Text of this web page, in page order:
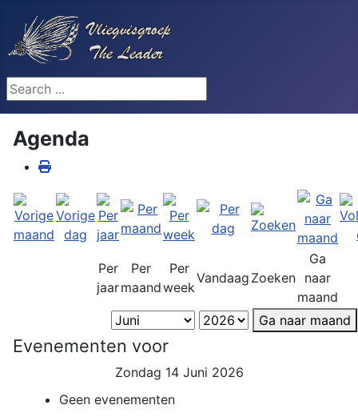
Search ...
Agenda
Per
jaar
Per
maand
Per
week
Vandaag Zoeken
Ga
naar
maand
Ga naar maand
Evenementen voor
Zondag 14 Juni 2026
Geen evenementen